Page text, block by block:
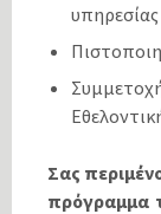
Σας
πρόγραμμα